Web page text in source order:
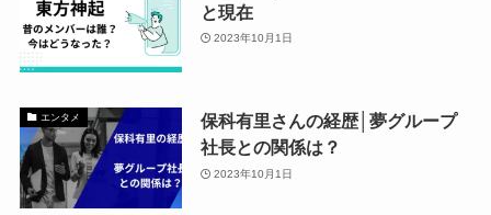
と現在
2023年10月1日
エンタメ
保科有里さんの経歴│夢グループ
社長との関係は？
2023年10月1日